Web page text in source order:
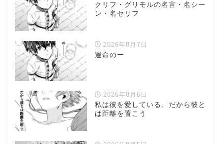
クリフ・グリモルの名言・名シー
ン・名セリフ
2026年8月7日
運命のー
2026年8月6日
私は彼を愛している、だから彼と
は距離を置こう